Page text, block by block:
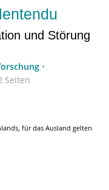
und Störung
•
Seiten
für das Ausland gelten